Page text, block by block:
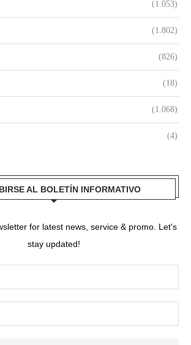
(1.053)
(1.802)
(826)
(18)
(1.068)
(4)
AL BOLETÍN INFORMATIVO
for latest news, service & promo. Let's
stay updated!